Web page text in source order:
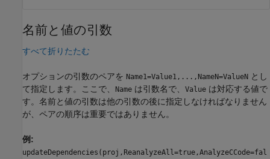
名前と値の引数
すべて折りたたむ
オプションの引数のペアを Name1=Value1,...,NameN=ValueN とし
て指定します。ここで、
Name は引数名で、 Value は対応する値で
す。名前と値の引数は他の引数の後に指定しなければなりません
が、ペアの順序は重要ではありません。
例:
updateDependencies(proj,ReanalyzeAll=true,AnalyzeCCode=fal